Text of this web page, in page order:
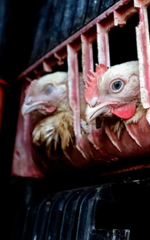
Presse
FAQs
Newsletter
Kontakt
Spenden
Patenschaft